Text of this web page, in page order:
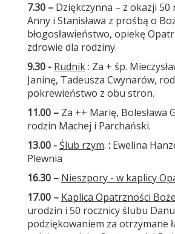
7.30 – Dziękczynna – z okazji 50
Anny i Stanisława z prośbą o
błogosławieństwo, opiekę
zdrowie dla rodziny.
9.30 - Rudnik: Za + śp.
Janinę, Tadeusza Cwynarów,
pokrewieństwo z obu stron.
11.00 – Za ++ Marię, Bolesława
rodzin Machej i Parchański.
13.00 - Ślub rzym. : Ewelina
Plewnia
16.30 – Nieszpory - w kaplicy
17.00 – Kaplica Opatrzności
urodzin i 50 rocznicy ślubu
podziękowaniem za otrzymane